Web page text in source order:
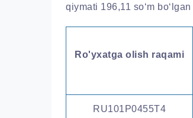
qiymati 196,11 so‘m bo‘lgan
Ro'yxatga olish raqami
RU101P0455T4